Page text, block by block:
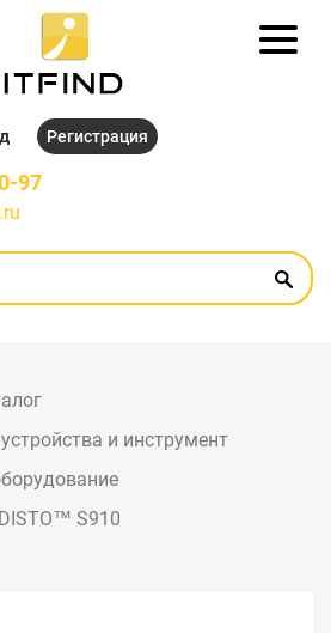
Регистрация
97
и инструмент
S910